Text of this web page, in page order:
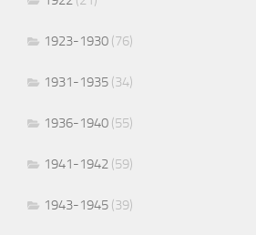
1923-1930 (76)
1931-1935 (34)
1936-1940 (55)
1941-1942 (59)
1943-1945 (39)